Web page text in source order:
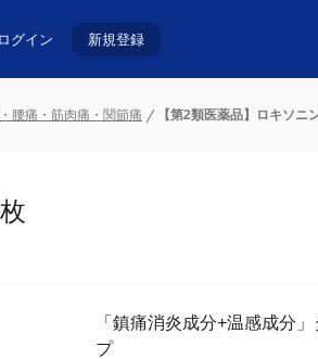
ログイン 新規登録
腰痛・筋肉痛・関節痛 【第2類医薬品】ロキソニ
「鎮痛消炎成分+温感成分
プ